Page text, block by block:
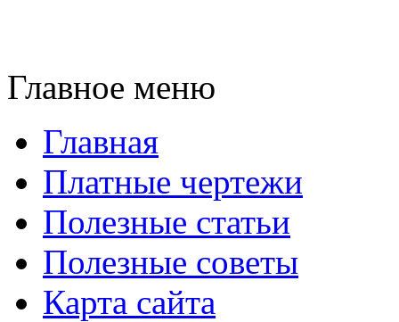
Главное меню
Главная
Платные чертежи
Полезные статьи
Полезные советы
Карта сайта